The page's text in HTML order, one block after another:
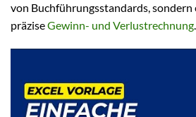
von Buchführungsstandards, sondern
präziseGewinn- und Verlustrechnung.